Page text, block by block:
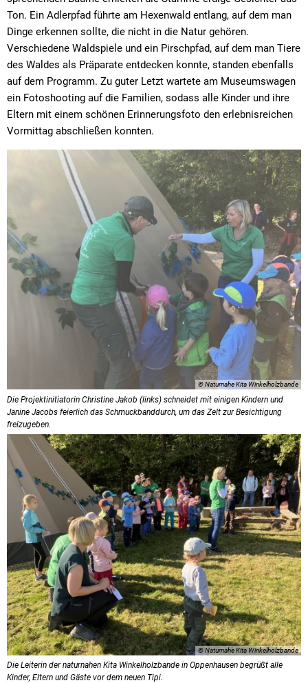
Ton. Ein Adlerpfad führte am Hexenwald entlang, auf dem man
Dinge erkennen sollte, die nicht in die Natur gehören.
Verschiedene Waldspiele und ein Pirschpfad, auf dem man Tiere
des Waldes als Präparate entdecken konnte, standen ebenfalls
auf dem Programm. Zu guter Letzt wartete am Museumswagen
ein Fotoshooting auf die Familien, sodass alle Kinder und ihre
Eltern mit einem schönen Erinnerungsfoto den erlebnisreichen
Vormittag abschließen konnten.
© Naturnahe Kita Winkelholzbande
Die Projektinitiatorin Christine Jakob (links) schneidet mit einigen Kindern und
Janine Jacobs feierlich das Schmuckbanddurch, um das Zelt zur Besichtigung
freizugeben.
© Naturnahe Kita Winkelholzbande
Die Leiterin der naturnahen Kita Winkelholzbande in Oppenhausen begrüßt alle
Kinder, Eltern und Gäste vor dem neuen Tipi.